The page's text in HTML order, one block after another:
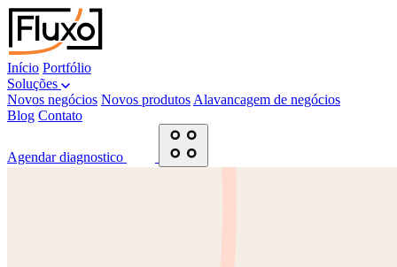
Início Portfólio
Soluções
Novos negócios Novos produtos Alavancagem de negócios
Blog Contato
Agendar diagnostico